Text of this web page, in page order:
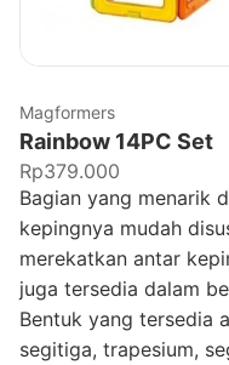
Magformers
Rainbow 14PC Set
Rp379.000
Bagian yang menarik
kepingnya mudah
merekatkan antar
juga tersedia dalam
Bentuk yang tersedia
segitiga, trapesium,